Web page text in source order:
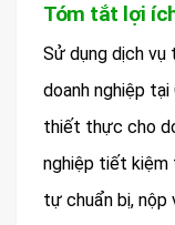
Tóm tắt lợi
Sử dụng dịch
doanh nghiệp
thiết thực cho
nghiệp tiết kiệm
tự chuẩn bị, nộp